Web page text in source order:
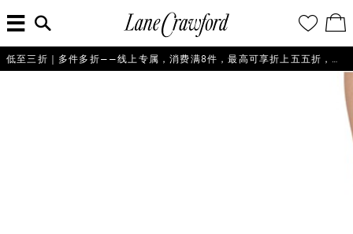
佛
探
的
愿
望
清
单
看
／
修
购
袋
单
入
搜
索
信
息...
低至三折｜多件多折——线上专属，消费满8件，最高可享折上五五折，即刻选购！